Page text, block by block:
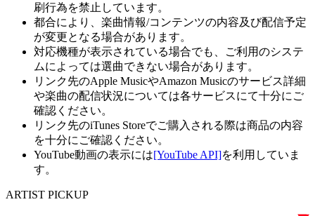
刷行為を禁止しています。
都合により、楽曲情報/コンテンツの内容及び配信予定
が変更となる場合があります。
対応機種が表示されている場合でも、ご利用のシステ
ムによっては選曲できない場合があります。
リンク先のApple MusicやAmazon Musicのサービス詳細
や楽曲の配信状況については各サービスにて十分にご
確認ください。
リンク先のiTunes Storeでご購入される際は商品の内容
を十分にご確認ください。
YouTube動画の表示には[YouTube API]を利用していま
す。
ARTIST PICKUP